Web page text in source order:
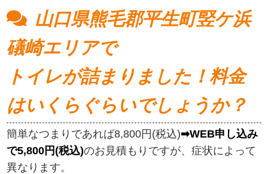
山口県熊毛郡平生町竪ケ浜
礒崎エリアで
トイレが詰まりました！料金
はいくらぐらいでしょうか？
簡単なつまりであれば8,800円(税込)➡WEB申し込み
で5,800円(税込)のお見積もりですが、症状によって
異なります。